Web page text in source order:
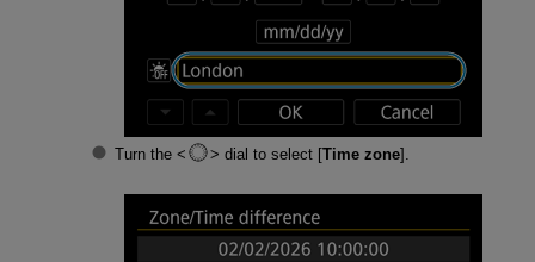
Turn the dial to select [Time zone].